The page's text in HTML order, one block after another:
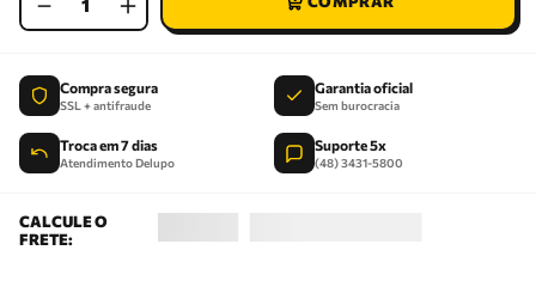
Compra segura
SSL + antifraude
Garantia oficial
Sem burocracia
Troca em 7 dias
Atendimento Delupo
Suporte 5x
(48) 3431-5800